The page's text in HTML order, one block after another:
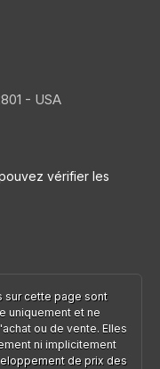
- USA
vérifier les
sur cette page sont
uniquement et ne
ou de vente. Elles
ni implicitement
de prix des